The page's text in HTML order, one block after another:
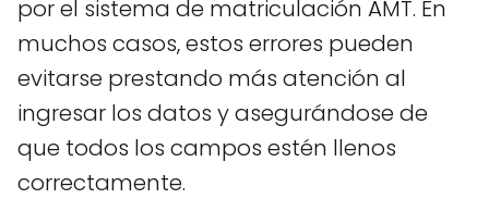
por el sistema de matriculación AMT. En
muchos casos, estos errores pueden
evitarse prestando más atención al
ingresar los datos y asegurándose de
que todos los campos estén llenos
correctamente.